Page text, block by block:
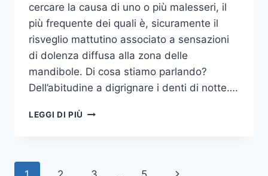
cercare la causa di uno o più malesseri, il
più frequente dei quali è, sicuramente il
risveglio mattutino associato a sensazioni
di dolenza diffusa alla zona delle
mandibole. Di cosa stiamo parlando?
Dell’abitudine a digrignare i denti di notte….
LEGGI DI PIÙ COME